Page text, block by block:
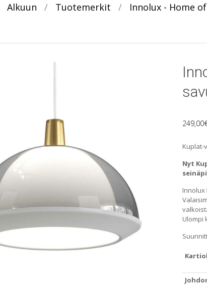
Alkuun / Tuotemerkit / Innolux - Home
249,00
Kuplat-
Nyt
Innolux
Ulompi